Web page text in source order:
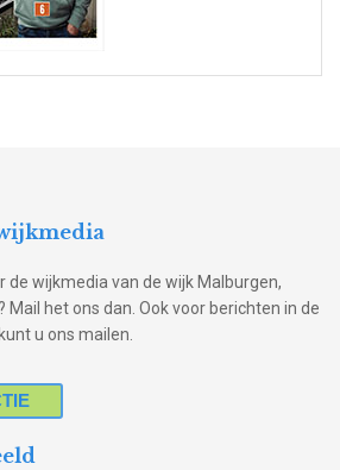
de wijkmedia van de wijk Malburgen,
Mail het ons dan. Ook voor berichten in de
u ons mailen.